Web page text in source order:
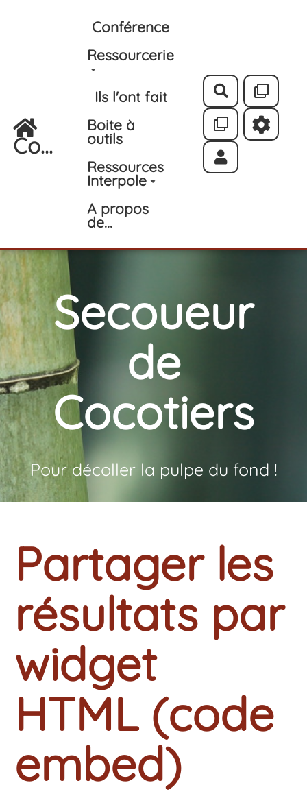
Aller au contenu principal
Co...
Conférence
Ressourcerie
Ils l'ont fait
Boite à
outils
Ressources
Interpole
A propos
de...
Rechercher
Secoueur
de
Cocotiers
Pour décoller la pulpe du fond !
Partager les
résultats par
widget
HTML (code
embed)